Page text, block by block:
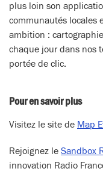
plus loin son
communautés locales
ambition :
chaque jour dans nos
portée de clic.
Pour en savoir plus
Visitez le site de Map
Rejoignez le Sandbox
innovation Radio